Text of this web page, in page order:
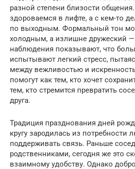
разной степени близости
здороваемся в лифте, а с кем-то
по выходным. Формальный тон
холодным, а излишне дружеский
наблюдения показывают, что
испытывают легкий стресс,
между вежливостью и
помогут как тем, кто хочет
тем, кто стремится превратить
друга.
Традиция празднования дней
кругу зародилась из потребности
поддерживать связь. Раньше
родственниками, сегодня же это
взаимному удобству. Однако